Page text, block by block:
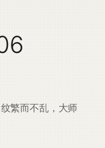
繁而不乱，大师